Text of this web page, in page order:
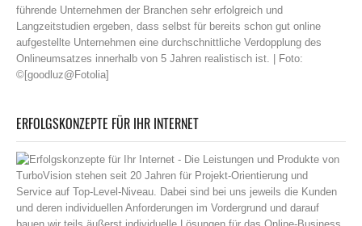
ERFOLGSKONZEPTE FÜR IHR INTERNET